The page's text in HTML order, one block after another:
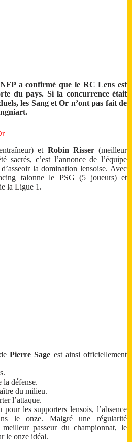
a confirmé que le RC Lens est
du pays. Si la concurrence était
les Sang et Or n’ont pas fait de
et Robin Risser(meilleur
sacrés, c’est l’annonce de l’équipe
la domination lensoise. Avec
talonne le PSG (5 joueurs) et
la Ligue 1.
Pierre Sage est ainsi officiellement
la défense.
du milieu.
l’attaque.
les supporters lensois, l’absence
le onze. Malgré une régularité
passeur du championnat, le
le onze idéal.